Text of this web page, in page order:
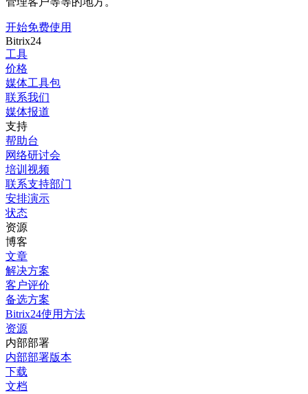
开始免费使用
Bitrix24
工具
价格
媒体工具包
联系我们
媒体报道
支持
帮助台
网络研讨会
培训视频
联系支持部门
安排演示
状态
资源
博客
文章
解决方案
客户评价
备选方案
Bitrix24使用方法
资源
内部部署
内部部署版本
下载
文档